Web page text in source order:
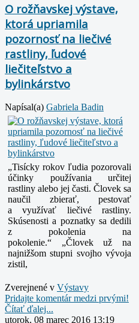
O rožňavskej výstave,
ktorá upriamila
pozornosť na liečivé
rastliny, ľudové
liečiteľstvo a
bylinkárstvo
Napísal(a) Gabriela Badin
„Tisícky rokov ľudia pozorovali
účinky používania určitej
rastliny alebo jej časti. Človek sa
naučil zbierať, pestovať
a využívať liečivé rastliny.
Skúsenosti a poznatky sa dedili
z pokolenia na
pokolenie.“ „Človek už na
najnižšom stupni svojho vývoja
zistil,
Zverejnené v Výstavy
Pridajte komentár medzi prvými!
Čítať ďalej...
utorok, 08 marec 2016 13:19